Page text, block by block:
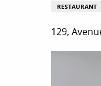
RESTAURANT
129,